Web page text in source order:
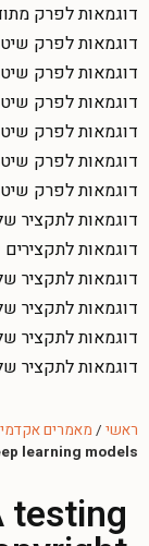
דוגמאות לפרק
דוגמאות לפרק
דוגמאות לפרק
דוגמאות לפרק
דוגמאות לפרק
דוגמאות לפרק
דוגמאות לפרק
דוגמאות לתקציר
דוגמאות
דוגמאות לתקציר
דוגמאות לתקציר
דוגמאות לתקציר
דוגמאות לתקציר
ראשי / מאמרים
learning models
testing